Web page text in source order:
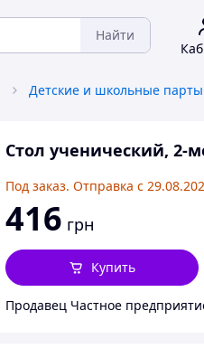
Найти
Детские и школьные парты
Стол ученический, 2-
Под заказ. Отправка с
416 грн
Купить
Продавец Частное